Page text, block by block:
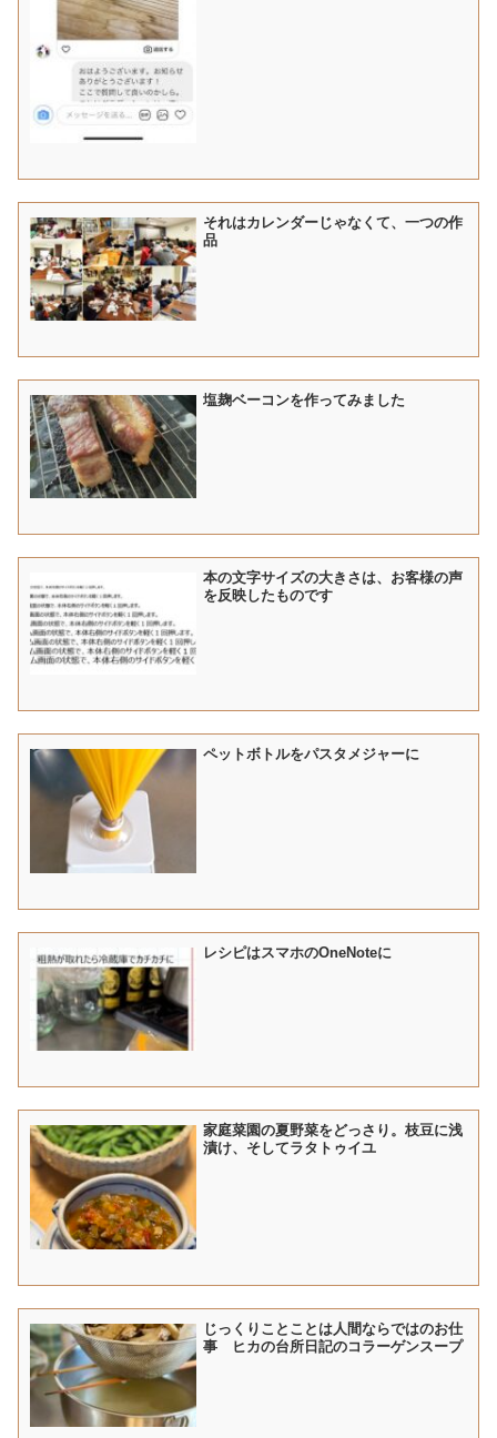
それはカレンダーじゃなくて、一つの作
品
塩麹ベーコンを作ってみました
本の文字サイズの大きさは、お客様の声
を反映したものです
ペットボトルをパスタメジャーに
レシピはスマホのOneNoteに
家庭菜園の夏野菜をどっさり。枝豆に浅
漬け、そしてラタトゥイユ
じっくりことことは人間ならではのお仕
事 ヒカの台所日記のコラーゲンスープ